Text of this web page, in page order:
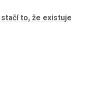
to, že existuje